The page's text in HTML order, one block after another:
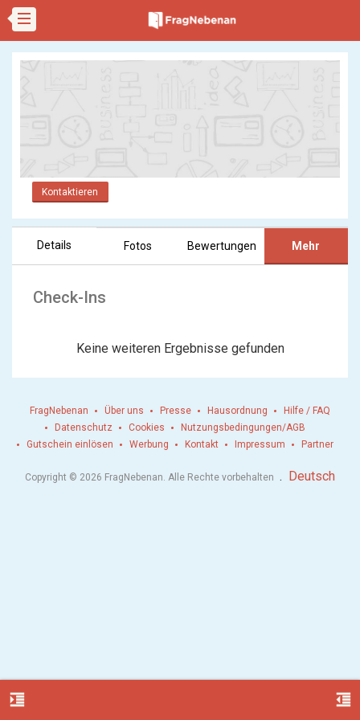
Kontaktieren
Details Fotos Bewertungen Mehr
Check-Ins
Keine weiteren Ergebnisse gefunden
format_indent_increase format_indent_decrease
FragNebenan Über uns Presse Hausordnung
Hilfe / FAQ
Datenschutz
Cookies
Nutzungsbedingungen/AGB
Gutschein einlösen
Werbung Kontakt Impressum Partner
Copyright © 2026 FragNebenan. Alle Rechte vorbehalten . Deutsch